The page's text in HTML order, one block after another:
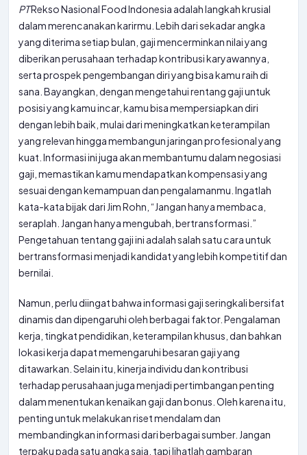
PTRekso Nasional Food Indonesia adalah langkah krusial
dalam merencanakan karirmu. Lebih dari sekadar angka
yang diterima setiap bulan, gaji mencerminkan nilai yang
diberikan perusahaan terhadap kontribusi karyawannya,
serta prospek pengembangan diri yang bisa kamu raih di
sana. Bayangkan, dengan mengetahui rentang gaji untuk
posisi yang kamu incar, kamu bisa mempersiapkan diri
dengan lebih baik, mulai dari meningkatkan keterampilan
yang relevan hingga membangun jaringan profesional yang
kuat. Informasi ini juga akan membantumu dalam negosiasi
gaji, memastikan kamu mendapatkan kompensasi yang
sesuai dengan kemampuan dan pengalamanmu. Ingatlah
kata-kata bijak dari Jim Rohn, “Jangan hanya membaca,
seraplah. Jangan hanya mengubah, bertransformasi.”
Pengetahuan tentang gaji ini adalah salah satu cara untuk
bertransformasi menjadi kandidat yang lebih kompetitif dan
bernilai.
Namun, perlu diingat bahwa informasi gaji seringkali bersifat
dinamis dan dipengaruhi oleh berbagai faktor. Pengalaman
kerja, tingkat pendidikan, keterampilan khusus, dan bahkan
lokasi kerja dapat memengaruhi besaran gaji yang
ditawarkan. Selain itu, kinerja individu dan kontribusi
terhadap perusahaan juga menjadi pertimbangan penting
dalam menentukan kenaikan gaji dan bonus. Oleh karena itu,
penting untuk melakukan riset mendalam dan
membandingkan informasi dari berbagai sumber. Jangan
terpaku pada satu angka saja, tapi lihatlah gambaran